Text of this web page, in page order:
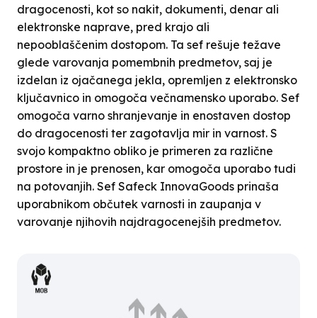
dragocenosti, kot so nakit, dokumenti, denar ali
elektronske naprave, pred krajo ali
nepooblaščenim dostopom. Ta sef rešuje težave
glede varovanja pomembnih predmetov, saj je
izdelan iz ojačanega jekla, opremljen z elektronsko
ključavnico in omogoča večnamensko uporabo. Sef
omogoča varno shranjevanje in enostaven dostop
do dragocenosti ter zagotavlja mir in varnost. S
svojo kompaktno obliko je primeren za različne
prostore in je prenosen, kar omogoča uporabo tudi
na potovanjih. Sef Safeck InnovaGoods prinaša
uporabnikom občutek varnosti in zaupanja v
varovanje njihovih najdragocenejših predmetov.